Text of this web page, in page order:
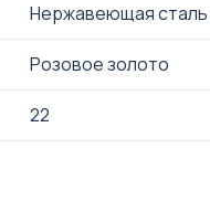
Нержавеющая сталь
Розовое золото
22